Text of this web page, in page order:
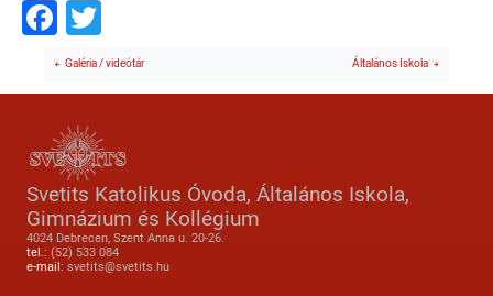
Facebook
Galéria / videótár Általános Iskola
Svetits Katolikus Óvoda, Általános Iskola,
Gimnázium és Kollégium
4024 Debrecen, Szent Anna u. 20-26.
tel.: (52) 533 084
e-mail: svetits@svetits.hu